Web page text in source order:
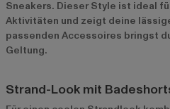
Sneakers. Dieser Style ist ideal
Aktivitäten und zeigt deine
passenden Accessoires bringst
Geltung.
Strand-Look mit